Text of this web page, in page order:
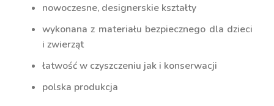
nowoczesne, designerskie kształty
wykonana z materiału bezpiecznego dla dzieci
i zwierząt
łatwość w czyszczeniu jak i konserwacji
polska produkcja